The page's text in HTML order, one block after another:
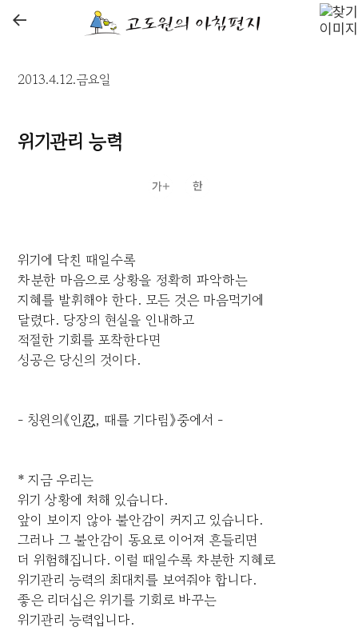
←
2013.4.12.금요일
위기관리 능력
위기에 닥친 때일수록
차분한 마음으로 상황을 정확히 파악하는
지혜를 발휘해야 한다. 모든 것은 마음먹기에
달렸다. 당장의 현실을 인내하고
적절한 기회를 포착한다면
성공은 당신의 것이다.
- 칭윈의《인忍, 때를 기다림》중에서 -
* 지금 우리는
위기 상황에 처해 있습니다.
앞이 보이지 않아 불안감이 커지고 있습니다.
그러나 그 불안감이 동요로 이어져 흔들리면
더 위험해집니다. 이럴 때일수록 차분한 지혜로
위기관리 능력의 최대치를 보여줘야 합니다.
좋은 리더십은 위기를 기회로 바꾸는
위기관리 능력입니다.